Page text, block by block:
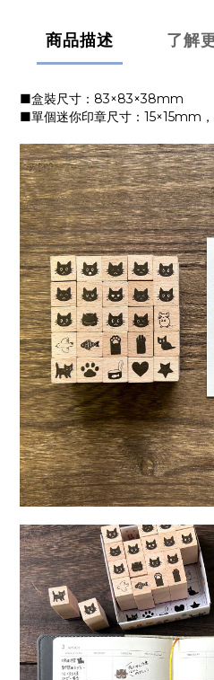
商品描述 了解
■盒裝尺寸：83×83×38mm
■單個迷你印章尺寸：15×15mm